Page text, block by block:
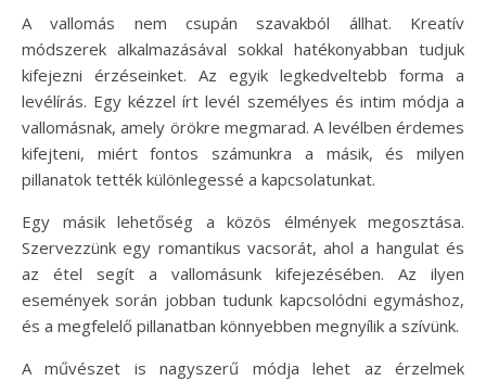
A vallomás nem csupán szavakból állhat. Kreatív
módszerek alkalmazásával sokkal hatékonyabban tudjuk
kifejezni érzéseinket. Az egyik legkedveltebb forma a
levélírás. Egy kézzel írt levél személyes és intim módja a
vallomásnak, amely örökre megmarad. A levélben érdemes
kifejteni, miért fontos számunkra a másik, és milyen
pillanatok tették különlegessé a kapcsolatunkat.
Egy másik lehetőség a közös élmények megosztása.
Szervezzünk egy romantikus vacsorát, ahol a hangulat és
az étel segít a vallomásunk kifejezésében. Az ilyen
események során jobban tudunk kapcsolódni egymáshoz,
és a megfelelő pillanatban könnyebben megnyílik a szívünk.
A művészet is nagyszerű módja lehet az érzelmek